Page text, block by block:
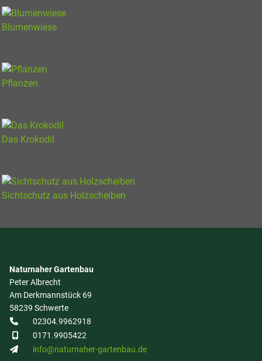
Blumenwiese
Pflanzen
Das Krokodil
Sichtschutz aus Holzscheiben
Naturnaher Gartenbau
Peter Albrecht
Am Derkmannstück 69
58239 Schwerte
02304.9962918
0171.9905422
info@naturnaher-gartenbau.de